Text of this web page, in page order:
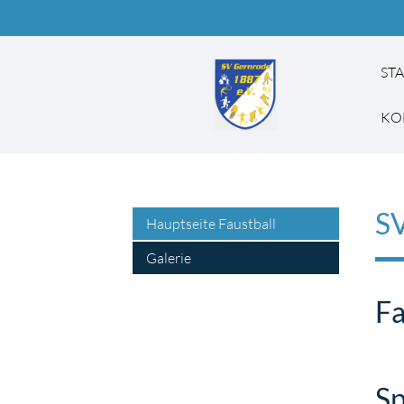
Hauptseite Faustball
Galerie